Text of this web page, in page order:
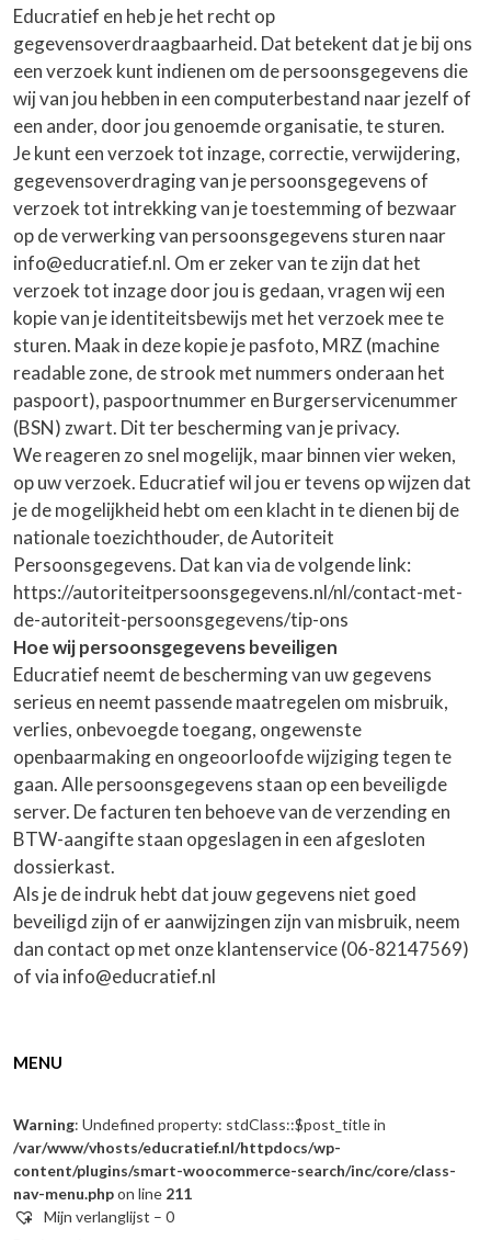
Educratief en heb je het recht op
gegevensoverdraagbaarheid. Dat betekent dat je bij ons
een verzoek kunt indienen om de persoonsgegevens die
wij van jou hebben in een computerbestand naar jezelf of
een ander, door jou genoemde organisatie, te sturen.
Je kunt een verzoek tot inzage, correctie, verwijdering,
gegevensoverdraging van je persoonsgegevens of
verzoek tot intrekking van je toestemming of bezwaar
op de verwerking van persoonsgegevens sturen naar
info@educratief.nl. Om er zeker van te zijn dat het
verzoek tot inzage door jou is gedaan, vragen wij een
kopie van je identiteitsbewijs met het verzoek mee te
sturen. Maak in deze kopie je pasfoto, MRZ (machine
readable zone, de strook met nummers onderaan het
paspoort), paspoortnummer en Burgerservicenummer
(BSN) zwart. Dit ter bescherming van je privacy.
We reageren zo snel mogelijk, maar binnen vier weken,
op uw verzoek. Educratief wil jou er tevens op wijzen dat
je de mogelijkheid hebt om een klacht in te dienen bij de
nationale toezichthouder, de Autoriteit
Persoonsgegevens. Dat kan via de volgende link:
https://autoriteitpersoonsgegevens.nl/nl/contact-met-
de-autoriteit-persoonsgegevens/tip-ons
Hoe wij persoonsgegevens beveiligen
Educratief neemt de bescherming van uw gegevens
serieus en neemt passende maatregelen om misbruik,
verlies, onbevoegde toegang, ongewenste
openbaarmaking en ongeoorloofde wijziging tegen te
gaan. Alle persoonsgegevens staan op een beveiligde
server. De facturen ten behoeve van de verzending en
BTW-aangifte staan opgeslagen in een afgesloten
dossierkast.
Als je de indruk hebt dat jouw gegevens niet goed
beveiligd zijn of er aanwijzingen zijn van misbruik, neem
dan contact op met onze klantenservice (06-82147569)
of via info@educratief.nl
MENU
Warning: Undefined property: stdClass::$post_title in
/var/www/vhosts/educratief.nl/httpdocs/wp-
content/plugins/smart-woocommerce-search/inc/core/class-
nav-menu.phpon line 211
Mijn verlanglijst – 0